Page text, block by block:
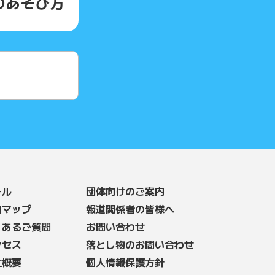
ップ
るご質問
ス
要
団体向けのご案内
報道関係者の皆様へ
お問い合わせ
落とし物のお問い合わせ
個人情報保護方針